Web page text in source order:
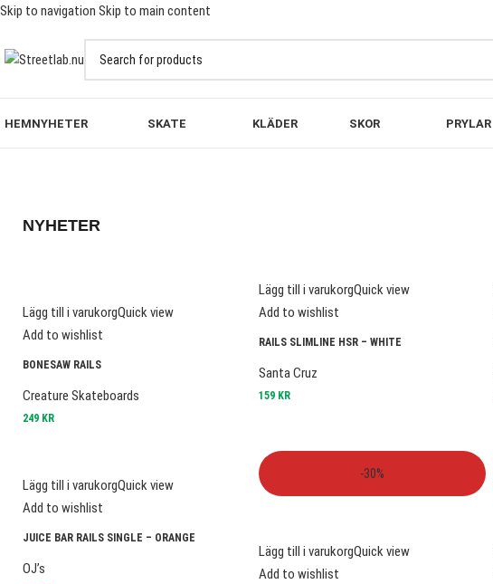
Skip to navigation Skip to main contentFRI FRAKT PÅ BESTÄLLNINGAR ÖVER 1000KR
HEMNYHETER SKATE KLÄDER SKOR PRYLAR
NYHETER
Lägg till i varukorgQuick view
Add to wishlist
BONESAW RAILS
Creature Skateboards
249 KR
Lägg till i varukorgQuick view
Add to wishlist
RAILS SLIMLINE HSR – WHITE
Santa Cruz
159 KR
Lägg till i varukorgQuick view
Add to wishlist
JUICE BAR RAILS SINGLE – ORANGE
OJ’s
-30%
Lägg till i varukorgQuick view
Add to wishlist